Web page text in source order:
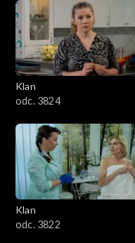
Klan
odc. 3824
Klan
odc. 3822